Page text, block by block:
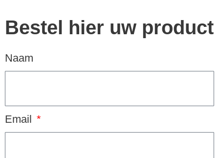
Bestel hier uw product
Naam
Email